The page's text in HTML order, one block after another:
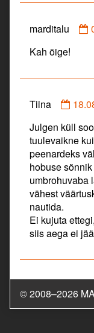
marditalu
Kah õige!
Tiina
Tiina
on
Julgen küll
tuulevaikne
peenardeks
hobuse
umbrohuvaba
vähest
nautida.
Ei kujuta
siis aega ei
© 2008–2026